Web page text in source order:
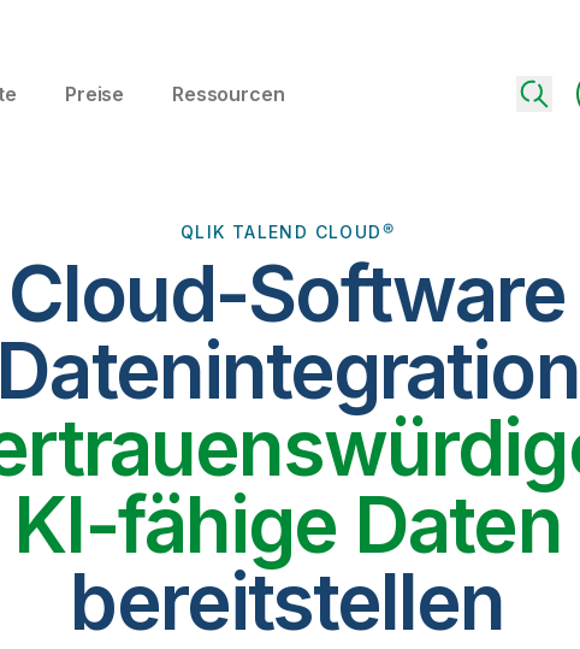
Preise Ressourcen
QLIK TALEND CLOUD®
Datenintegration
KI-fähige Daten
bereitstellen